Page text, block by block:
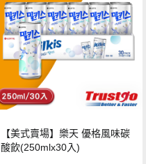
【美式賣場】樂天 優格風味碳
酸飲(250mlx30入)